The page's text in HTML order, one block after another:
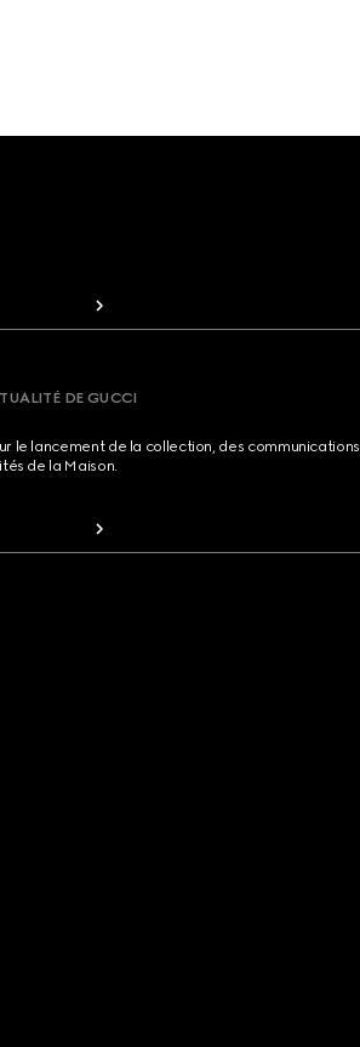
DE GUCCI
le lancement de la collection, des communications
de la Maison.